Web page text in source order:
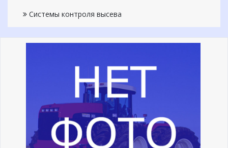
Системы контроля высева